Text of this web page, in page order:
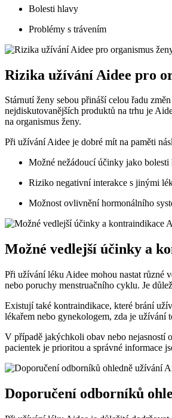
Bolesti hlavy
Problémy s trávením
Rizika užívání Aidee pro
Stárnutí ženy sebou přináší celou řadu
nejdiskutovanějších produktů na trhu je
na organismus ženy.
Při užívání Aidee je dobré mít na paměti
Možné nežádoucí účinky jako bolesti
Riziko negativní interakce s jinými
Možnost ovlivnění hormonálního
Možné vedlejší účinky a
Při užívání léku Aidee mohou nastat různé
nebo poruchy menstruačního cyklu. Je
Existují také kontraindikace, které brání
lékařem nebo gynekologem, zda je užívání
V případě jakýchkoli obav nebo nejasností
pacientek je prioritou a správné informace
Doporučení odborníků